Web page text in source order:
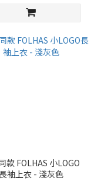
款 FOLHAS 小LOGO
袖上衣 - 淺灰色